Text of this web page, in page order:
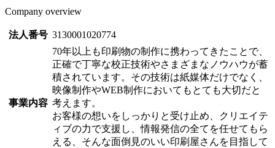
Company overview
法人番号 3130001020774
事業内容
70年以上も印刷物の制作に携わってきたことで、
正確で丁寧な校正技術やさまざまなノウハウが蓄
積されています。その技術は紙媒体だけでなく、
映像制作やWEB制作においてもとても大切だと
考えます。
お客様の想いをしっかりと受け止め、クリエイテ
ィブの力で支援し、情報発信の全てを任せてもら
える、そんな面倒見のいい印刷屋さんを目指して